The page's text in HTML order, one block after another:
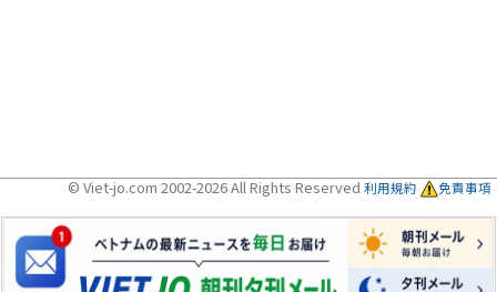
© Viet-jo.com 2002-2026 All Rights Reserved 利用規約 免責事項